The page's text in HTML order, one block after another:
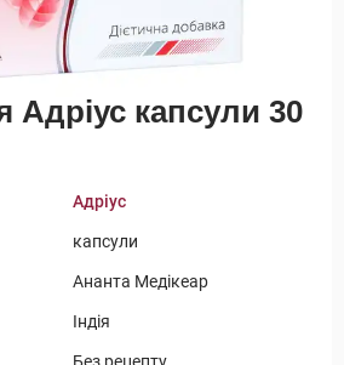
Адріус капсули 30
Адріус
капсули
Ананта Медікеар
Індія